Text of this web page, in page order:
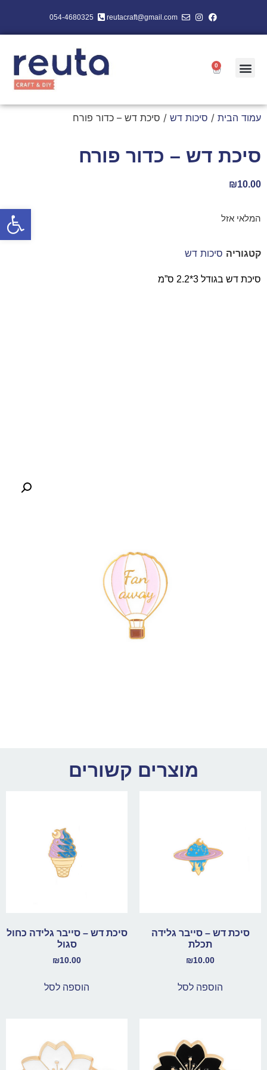
פתח
reutacraft@gmail.com
054-4680325
0
עמוד הבית / סיכות דש / סיכת דש – כדור פורח
סיכת דש – כדור פורח
₪10.00
המלאי אזל
קטגוריה סיכות דש
סיכת דש בגודל 3*2.2 ס”מ
מוצרים קשורים
סיכת דש – סייבר גלידה
תכלת
₪10.00
הוספה לסל
סיכת דש – סייבר גלידה כחול
סגול
₪10.00
הוספה לסל